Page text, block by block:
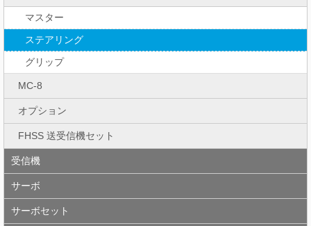
マスター
ステアリング
グリップ
MC-8
オプション
FHSS 送受信機セット
受信機
サーボ
サーボセット